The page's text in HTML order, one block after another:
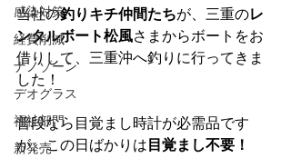
感染対策
経費削減
ナノゾーン
デオグラス
福祉部門
新発売
当社の釣りキチ仲間たちが、三重のレ
ンタルボート松風さまからボートをお
借りして、三重沖へ釣りに行ってきま
した！
普段なら目覚まし時計が必需品です
が、この日ばかりは 目覚まし不要！